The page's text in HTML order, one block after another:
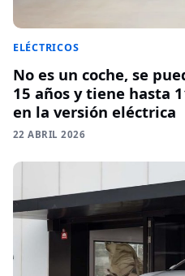
ELÉCTRICOS
No es un coche, se
15 años y tiene hasta
en la versión eléctrica
22 ABRIL 2026